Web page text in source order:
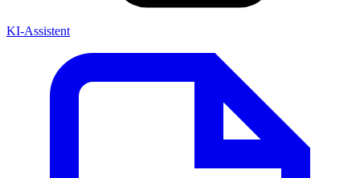
KI-Assistent